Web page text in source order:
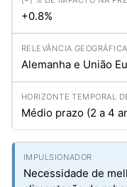
+0.8%
Alemanha e União
Médio prazo (2 a 4
Necessidade de